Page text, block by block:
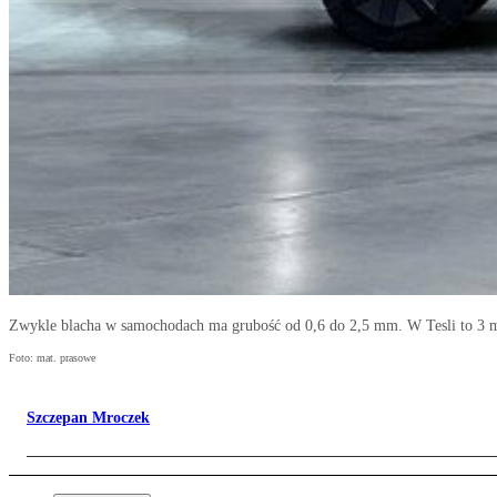
Zwykle blacha w samochodach ma grubość od 0,6 do 2,5 mm. W Tesli to 3
Foto: mat. prasowe
Szczepan Mroczek